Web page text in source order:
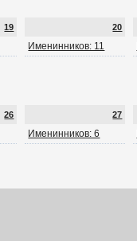
19 20
Именинников: 11
26 27
Именинников: 6